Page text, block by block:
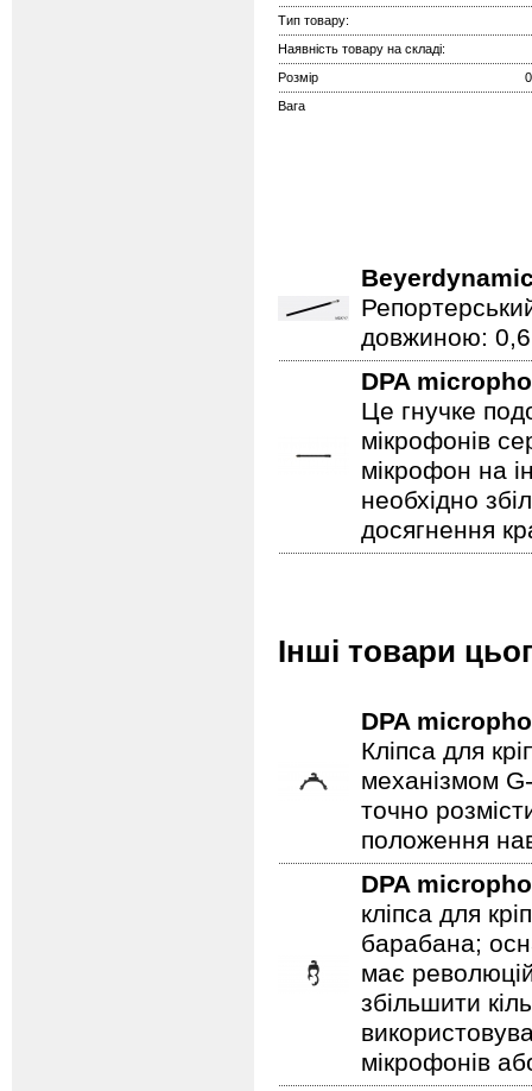
Тип товару:
Наявність товару на складі:
Розмір
Вага
довжиною:
DPA
Це гнучке
мікрофонів
мікрофон на
необхідно
досягнення
Інші товари
DPA
Кліпса для
механізмом
точно
положення
DPA
кліпса для
барабана;
має
збільшити
мікрофонів